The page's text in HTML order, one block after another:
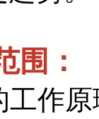
范围
原